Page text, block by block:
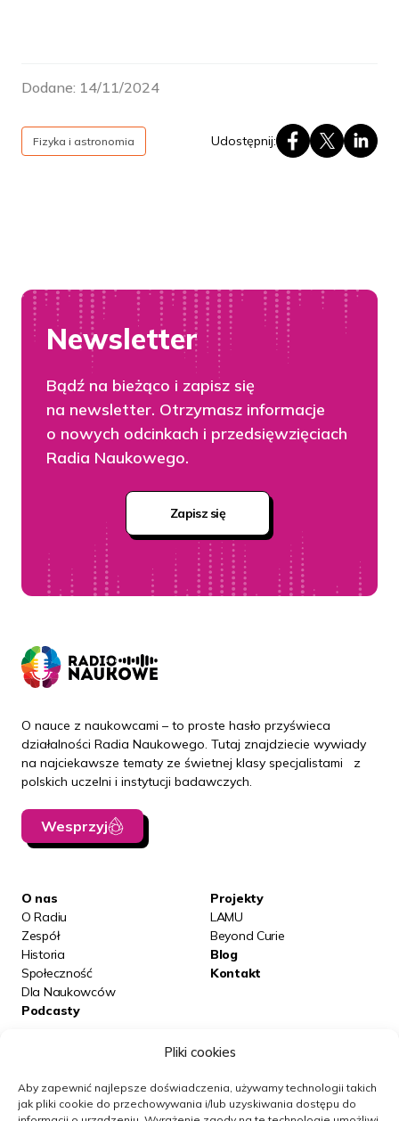
Pliki cookies
Aby zapewnić najlepsze doświadczenia, używamy technologii takich
jak pliki cookie do przechowywania i/lub uzyskiwania dostępu do
Dodane: 14/11/2024
Fizyka i astronomia Udostępnij:
Newsletter
Bądź na bieżąco i zapisz się
na newsletter. Otrzymasz informacje
o nowych odcinkach i przedsięwzięciach
Radia Naukowego.
Zapisz się
O nauce z naukowcami – to proste hasło przyświeca
działalności Radia Naukowego. Tutaj znajdziecie wywiady
na najciekawsze tematy ze świetnej klasy specjalistami z
polskich uczelni i instytucji badawczych.
Wesprzyj
O nas
O Radiu
Zespół
Historia
Społeczność
Dla Naukowców
Podcasty
Projekty
LAMU
Beyond Curie
Blog
Kontakt